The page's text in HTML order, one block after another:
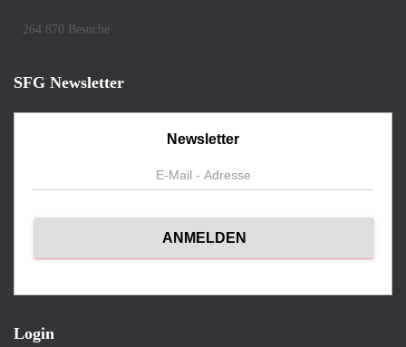
264.870 Besuche
SFG Newsletter
Newsletter
Login